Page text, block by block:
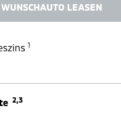
WUNSCHAUTO LEASEN
1
2,3